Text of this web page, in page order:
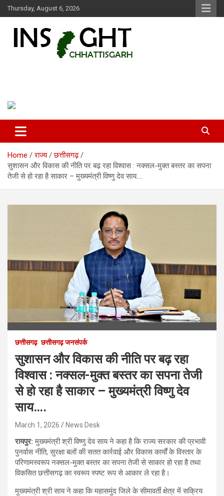
Skip
to
Thursday, August 6, 2026
Home राज्य
छत्तीसगढ़
सुशासन और विकास की नीति पर बढ़ रहा विश्वास : नक्सल-मुक्त बस्तर का सपना
तेजी से हो रहा है साकार – मुख्यमंत्री विष्णु देव साय….
छत्तीसगढ़ छत्तीसगढ़ जनसंपर्क
सुशासन और विकास की नीति पर बढ़ रहा
विश्वास : नक्सल-मुक्त बस्तर का सपना तेजी
से हो रहा है साकार – मुख्यमंत्री विष्णु देव
साय….
March 1, 2026 News Desk
रायपुर: मुख्यमंत्री श्री विष्णु देव साय ने कहा है कि राज्य सरकार की प्रभावी
पुनर्वास नीति, सुरक्षा बलों की सतत कार्रवाई और विकास कार्यों के विस्तार के
परिणामस्वरूप नक्सल-मुक्त बस्तर का सपना तेजी से साकार हो रहा है तथा
विकसित छत्तीसगढ़ का स्वरूप स्पष्ट रूप से आकार ले रहा है।
मुख्यमंत्री श्री साय ने कहा कि महासमुंद जिले के सीमावर्ती क्षेत्र में सक्रिय